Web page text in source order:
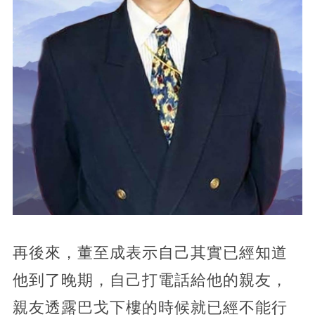
再後來，董至成表示自己其實已經知道
他到了晚期，自己打電話給他的親友，
親友透露巴戈下樓的時候就已經不能行